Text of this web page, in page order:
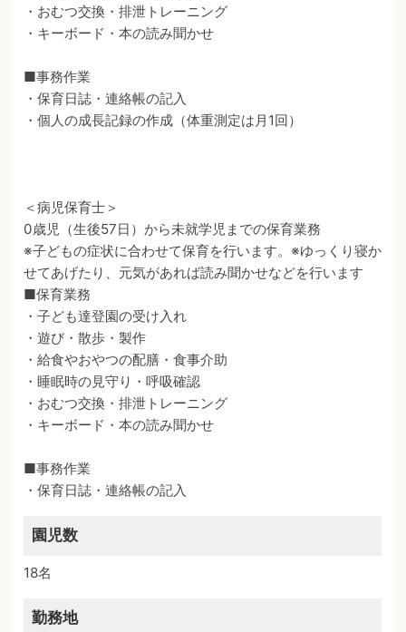
・おむつ交換・排泄トレーニング
・キーボード・本の読み聞かせ
■事務作業
・保育日誌・連絡帳の記入
・個人の成長記録の作成（体重測定は月1回）
＜病児保育士＞
0歳児（生後57日）から未就学児までの保育業務
※子どもの症状に合わせて保育を行います。※ゆっくり寝か
せてあげたり、元気があれば読み聞かせなどを行います
■保育業務
・子ども達登園の受け入れ
・遊び・散歩・製作
・給食やおやつの配膳・食事介助
・睡眠時の見守り・呼吸確認
・おむつ交換・排泄トレーニング
・キーボード・本の読み聞かせ
■事務作業
・保育日誌・連絡帳の記入
園児数
18名
勤務地